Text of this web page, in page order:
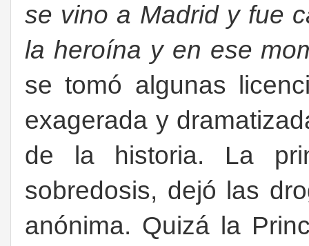
se vino a Madrid y fue
la heroína y en ese
se tomó algunas
exagerada y
de la historia. La
sobredosis, dejó las
anónima. Quizá la